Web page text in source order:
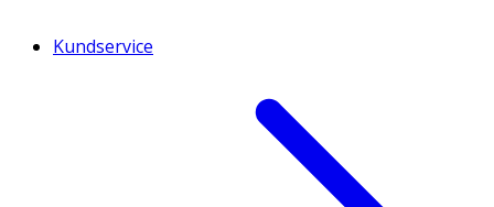
Kundservice